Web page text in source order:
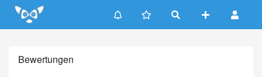
Update cookies preferences
Bewertungen